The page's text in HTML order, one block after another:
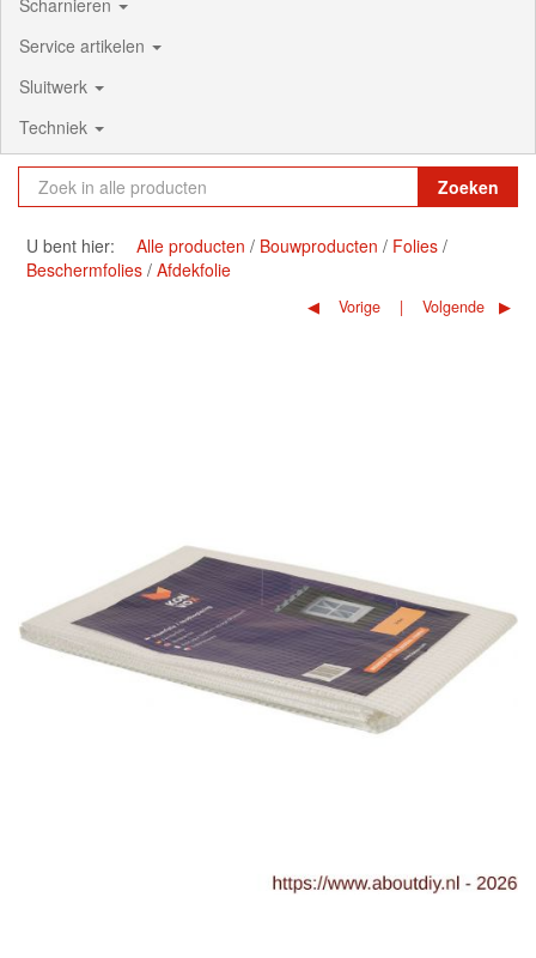
Service artikelen
Sluitwerk
Techniek
Zoeken
U bent hier: Alle producten Bouwproducten
Folies
Beschermfolies Afdekfolie
Vorige Volgende